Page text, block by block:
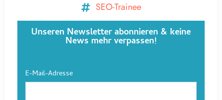
SEO-Trainee
Unseren Newsletter abonnieren & keine
News mehr verpassen!
E-Mail-Adresse